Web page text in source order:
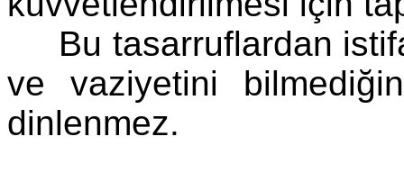
Bu tasarruflardan
ve vaziyetini
dinlenmez.